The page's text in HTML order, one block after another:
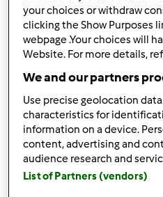
0 2 Fácil
Arroz
salsichas
porGast
2 4 Fácil
your choices or withdraw
clicking the Show Purposes
webpage .Your choices will
Website. For more details,
We and our partners
Use precise geolocation
characteristics for
information on a device.
content, advertising and
audience research and
List of Partners (vendors)